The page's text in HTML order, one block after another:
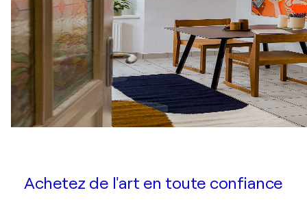
Achetez de l'art en toute confiance